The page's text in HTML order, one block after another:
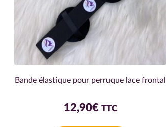
Bande élastique pour perruque lace frontal
12,90€ TTC